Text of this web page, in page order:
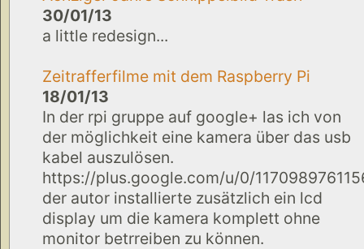
30/01/13
a little redesign...
Zeitrafferfilme mit dem Raspberry Pi
18/01/13
In der rpi gruppe auf google+ las ich von
der möglichkeit eine kamera über das usb
kabel auszulösen.
https://plus.google.com/u/0/
der autor installierte zusätzlich ein lcd
display um die kamera komplett ohne
monitor betrreiben zu können.